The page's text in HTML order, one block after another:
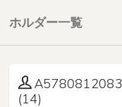
ホルダー一覧
(14)